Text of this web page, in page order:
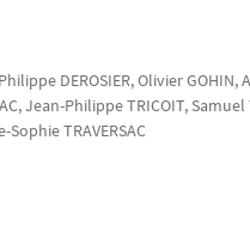
DEROSIER, OlivierGOHIN,
, Jean-PhilippeTRICOIT, Samuel
SophieTRAVERSAC